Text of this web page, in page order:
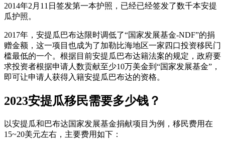
2014年2月11日签发第一本护照，已经已经签发了数千本安提
瓜护照。
2017年，安提瓜巴布达限时调低了“国家发展基金-NDF”的捐
赠金额，这一项目也成为了加勒比海地区一家四口投资移民门
槛最低的一个。根据目前安提瓜巴布达籍法案的规定，政府要
求投资者根据申请人数贡献至少10万美金到“国家发展基金”，
即可让申请人获得入籍安提瓜巴布达的资格。
2023安提瓜移民需要多少钱？
以安提瓜和巴布达国家发展基金捐献项目为例，移民费用在
15~20美元左右，主要费用如下：